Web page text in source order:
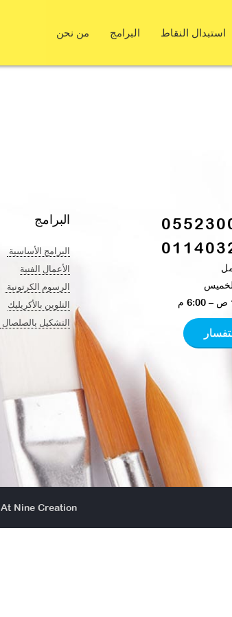
من نحن البرامج استبدال النقاط
البرامج
البرامج الأساسية
الأعمال الفنية​
الرسوم الكرتونية ​
التلوين بالأكريليك​
التشكيل بالصلصال ​
At Nine Creation